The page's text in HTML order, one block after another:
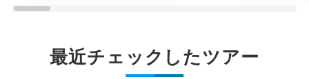
最近チェックしたツアー